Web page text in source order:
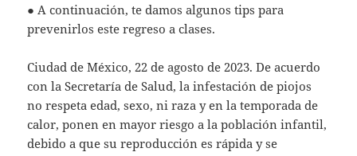
● A continuación, te damos algunos tips para
prevenirlos este regreso a clases.
Ciudad de México, 22 de agosto de 2023. De acuerdo
con la Secretaría de Salud, la infestación de piojos
no respeta edad, sexo, ni raza y en la temporada de
calor, ponen en mayor riesgo a la población infantil,
debido a que su reproducción es rápida y se